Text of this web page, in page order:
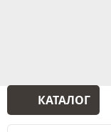
КАТАЛОГ